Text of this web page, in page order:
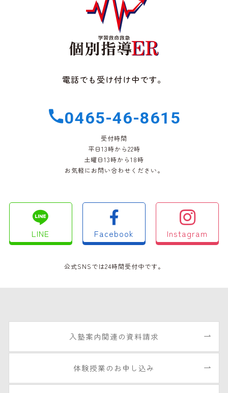
電話でも受け付け中です。
0465-46-8615
受付時間
平日13時から22時
土曜日13時から18時
お気軽にお問い合わせください。
LINE Facebook Instagram
公式SNSでは24時間受付中です。
入塾案内関連の資料請求
体験授業のお申し込み